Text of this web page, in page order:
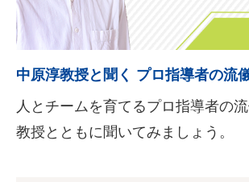
中原淳教授と聞く プロ指導者の流
人とチームを育てるプロ指導者の
教授とともに聞いてみましょう。